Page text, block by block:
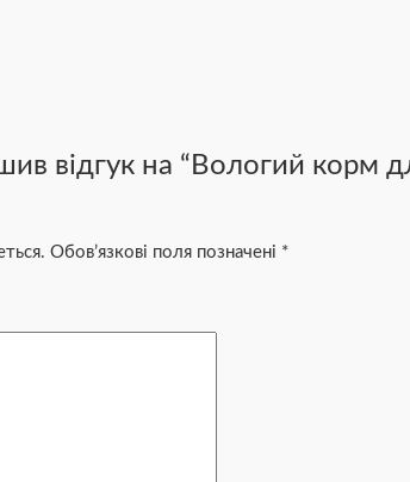
відгук на “Вологий корм
Обов’язкові поля позначені *